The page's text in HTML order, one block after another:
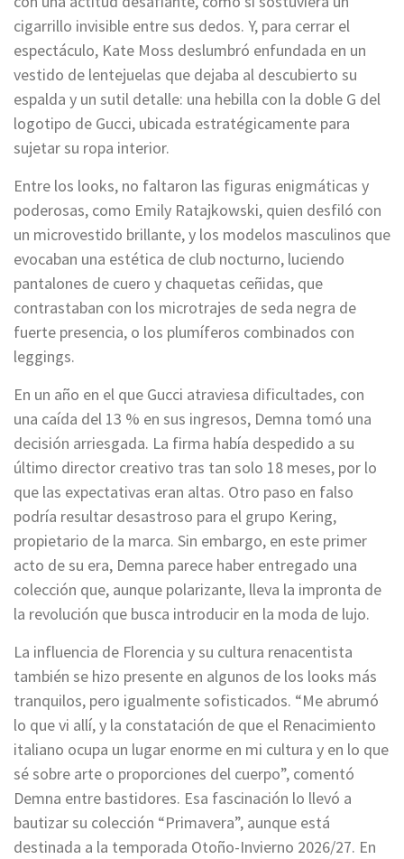
cigarrillo invisible entre sus dedos. Y, para cerrar el
espectáculo, Kate Moss deslumbró enfundada en un
vestido de lentejuelas que dejaba al descubierto su
espalda y un sutil detalle: una hebilla con la doble G del
logotipo de Gucci, ubicada estratégicamente para
sujetar su ropa interior.
Entre los looks, no faltaron las figuras enigmáticas y
poderosas, como Emily Ratajkowski, quien desfiló con
un microvestido brillante, y los modelos masculinos que
evocaban una estética de club nocturno, luciendo
pantalones de cuero y chaquetas ceñidas, que
contrastaban con los microtrajes de seda negra de
fuerte presencia, o los plumíferos combinados con
leggings.
En un año en el que Gucci atraviesa dificultades, con
una caída del 13 % en sus ingresos, Demna tomó una
decisión arriesgada. La firma había despedido a su
último director creativo tras tan solo 18 meses, por lo
que las expectativas eran altas. Otro paso en falso
podría resultar desastroso para el grupo Kering,
propietario de la marca. Sin embargo, en este primer
acto de su era, Demna parece haber entregado una
colección que, aunque polarizante, lleva la impronta de
la revolución que busca introducir en la moda de lujo.
La influencia de Florencia y su cultura renacentista
también se hizo presente en algunos de los looks más
tranquilos, pero igualmente sofisticados. “Me abrumó
lo que vi allí, y la constatación de que el Renacimiento
italiano ocupa un lugar enorme en mi cultura y en lo que
sé sobre arte o proporciones del cuerpo”, comentó
Demna entre bastidores. Esa fascinación lo llevó a
bautizar su colección “Primavera”, aunque está
destinada a la temporada Otoño-Invierno 2026/27. En